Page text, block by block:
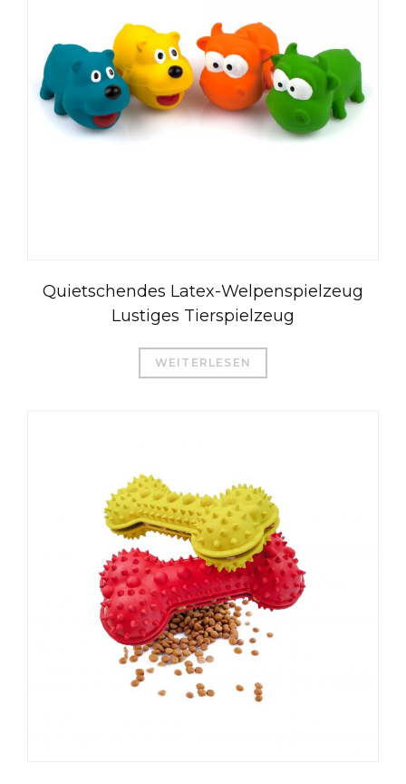
Quietschendes Latex-Welpenspielzeug
Lustiges Tierspielzeug
WEITERLESEN
العربية